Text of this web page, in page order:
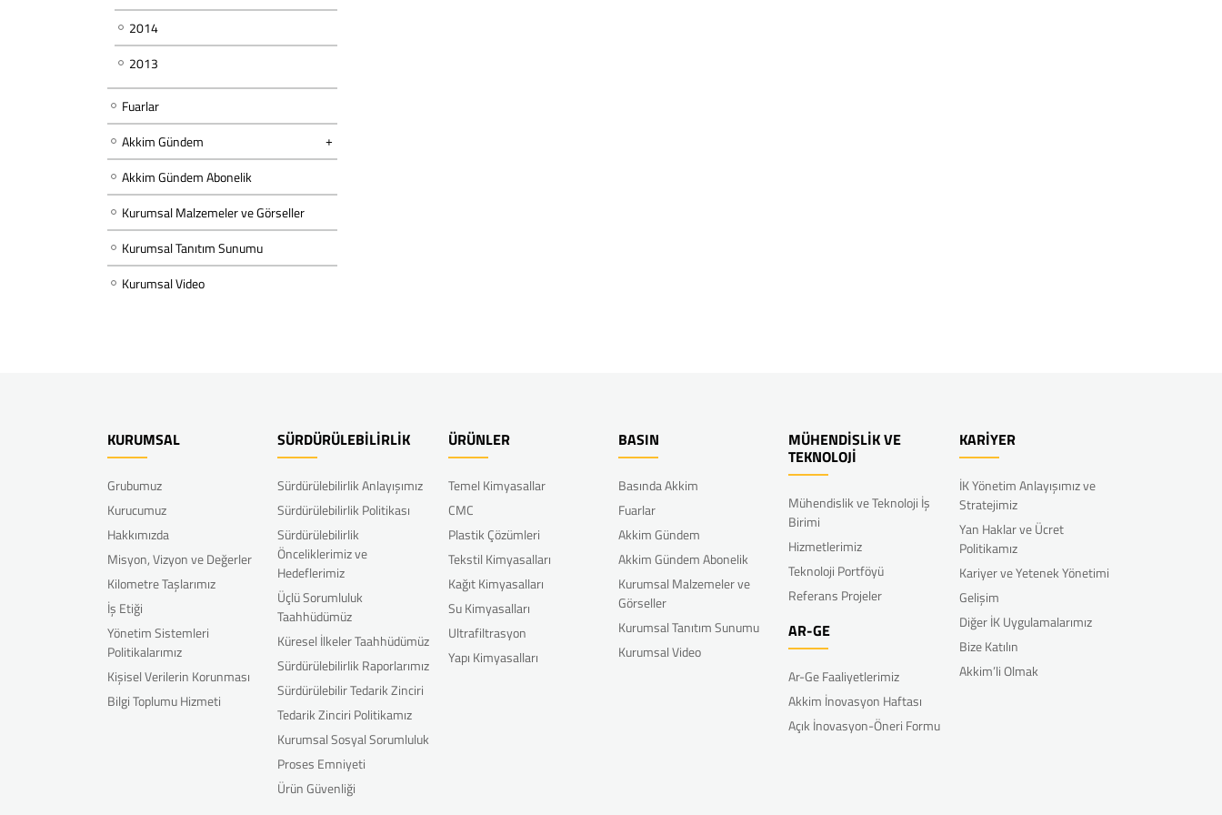
2014
2013
Fuarlar
Akkim Gündem
Akkim Gündem Abonelik
Kurumsal Malzemeler ve Görseller
Kurumsal Tanıtım Sunumu
Kurumsal Video
KURUMSAL
Grubumuz
Kurucumuz
Hakkımızda
Misyon, Vizyon ve Değerler
Kilometre Taşlarımız
İş Etiği
Yönetim Sistemleri
Politikalarımız
Kişisel Verilerin Korunması
Bilgi Toplumu Hizmeti
SÜRDÜRÜLEBİLİRLİK
Sürdürülebilirlik Anlayışımız
Sürdürülebilirlik Politikası
Sürdürülebilirlik
Önceliklerimiz ve
Hedeflerimiz
Üçlü Sorumluluk
Taahhüdümüz
Küresel İlkeler Taahhüdümüz
Sürdürülebilirlik Raporlarımız
Sürdürülebilir Tedarik Zinciri
Tedarik Zinciri Politikamız
Kurumsal Sosyal Sorumluluk
Proses Emniyeti
Ürün Güvenliği
ÜRÜNLER
Temel Kimyasallar
CMC
Plastik Çözümleri
Tekstil Kimyasalları
Kağıt Kimyasalları
Su Kimyasalları
Ultrafiltrasyon
Yapı Kimyasalları
BASIN
Basında Akkim
Fuarlar
Akkim Gündem
Akkim Gündem Abonelik
Kurumsal Malzemeler ve
Görseller
Kurumsal Tanıtım Sunumu
Kurumsal Video
MÜHENDİSLİK VE
TEKNOLOJİ
Mühendislik ve Teknoloji İş
Birimi
Hizmetlerimiz
Teknoloji Portföyü
Referans Projeler
AR-GE
Ar-Ge Faaliyetlerimiz
Akkim İnovasyon Haftası
Açık İnovasyon-Öneri Formu
KARİYER
İK Yönetim Anlayışımız ve
Stratejimiz
Yan Haklar ve Ücret
Politikamız
Kariyer ve Yetenek Yönetimi
Gelişim
Diğer İK Uygulamalarımız
Bize Katılın
Akkim’li Olmak